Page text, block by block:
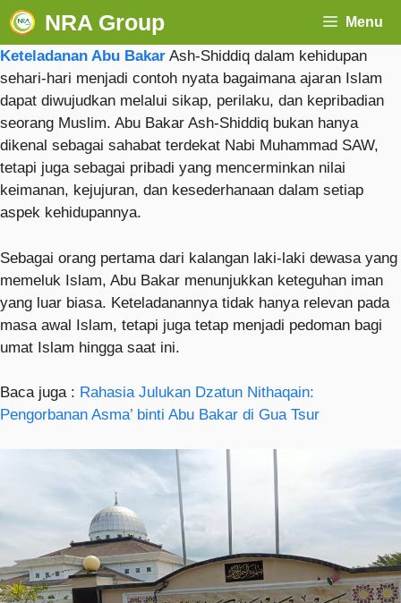
NRA Group Menu
Keteladanan Abu Bakar Ash-Shiddiq dalam kehidupan
sehari-hari menjadi contoh nyata bagaimana ajaran Islam
dapat diwujudkan melalui sikap, perilaku, dan kepribadian
seorang Muslim. Abu Bakar Ash-Shiddiq bukan hanya
dikenal sebagai sahabat terdekat Nabi Muhammad SAW,
tetapi juga sebagai pribadi yang mencerminkan nilai
keimanan, kejujuran, dan kesederhanaan dalam setiap
aspek kehidupannya.
Sebagai orang pertama dari kalangan laki-laki dewasa yang
memeluk Islam, Abu Bakar menunjukkan keteguhan iman
yang luar biasa. Keteladanannya tidak hanya relevan pada
masa awal Islam, tetapi juga tetap menjadi pedoman bagi
umat Islam hingga saat ini.
Baca juga : Rahasia Julukan Dzatun Nithaqain:
Pengorbanan Asma’ binti Abu Bakar di Gua Tsur